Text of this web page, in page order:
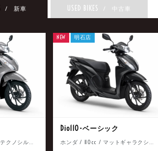
/ 新車 USED BIKES / 中古車
ホンダ / 110cc / マットテクノシルバーメタリック
Dio110･ベーシック
ホンダ / 110cc / マットギャラクシーブラックメタリック
NEW 明石店